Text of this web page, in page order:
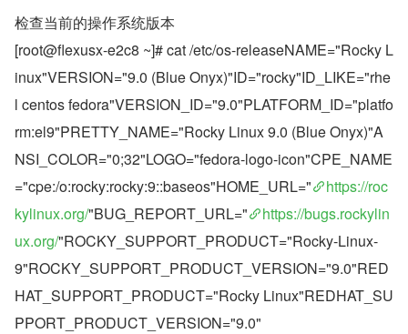
检查当前的操作系统版本
[root@flexusx-e2c8 ~]# cat /etc/os-releaseNAME="Rocky L
inux"VERSION="9.0 (Blue Onyx)"ID="rocky"ID_LIKE="rhe
l centos fedora"VERSION_ID="9.0"PLATFORM_ID="platfo
rm:el9"PRETTY_NAME="Rocky Linux 9.0 (Blue Onyx)"A
NSI_COLOR="0;32"LOGO="fedora-logo-icon"CPE_NAME
="cpe:/o:rocky:rocky:9::baseos"HOME_URL="
https://roc
kylinux.org/"BUG_REPORT_URL="
https://bugs.rockylin
ux.org/"ROCKY_SUPPORT_PRODUCT="Rocky-Linux-
9"ROCKY_SUPPORT_PRODUCT_VERSION="9.0"RED
HAT_SUPPORT_PRODUCT="Rocky Linux"REDHAT_SU
PPORT_PRODUCT_VERSION="9.0"